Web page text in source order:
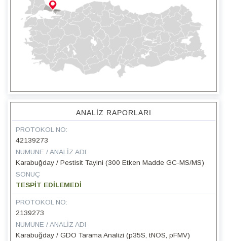
ANALIZ RAPORLARI
PROTOKOL NO:
42139273
NUMUNE / ANALIZ ADI
Karabuğday / Pestisit Tayini (300 Etken Madde GC-MS/MS)
SONUÇ
TESPİT EDİLEMEDİ
PROTOKOL NO:
2139273
NUMUNE / ANALIZ ADI
Karabuğday / GDO Tarama Analizi (p35S, tNOS, pFMV)